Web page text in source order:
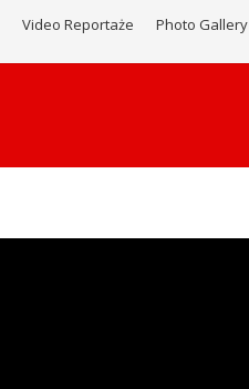
Video Reportaże Photo Gallery